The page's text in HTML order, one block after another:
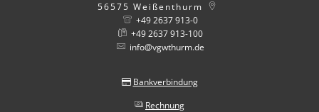
56575 Weißenthurm
+49 2637 913-0
+49 2637 913-100
info@vgwthurm.de
Bankverbindung
Rechnung